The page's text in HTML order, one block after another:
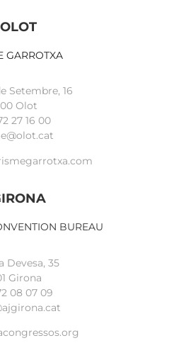
OLOT
GARROTXA
Setembre, 16
Olot
27 16 00
BUREAU
Devesa, 35
Girona
08 07 09